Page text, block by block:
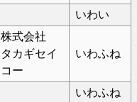
いわい
株式会社
タカギセイ
コー
いわふね
いわふね